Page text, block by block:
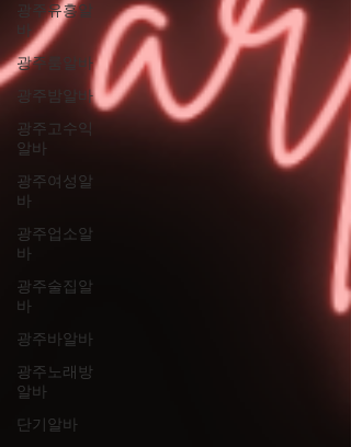
광주유흥알
바
광주룸알바
광주밤알바
광주고수익
알바
광주여성알
바
광주업소알
바
광주술집알
바
광주바알바
광주노래방
알바
단기알바